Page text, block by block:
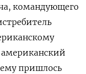
командующего
ему пришлось